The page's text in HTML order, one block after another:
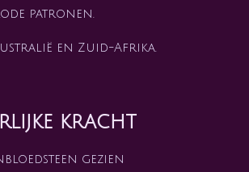
patronen.
en Zuid-Afrika.
kracht
gezien